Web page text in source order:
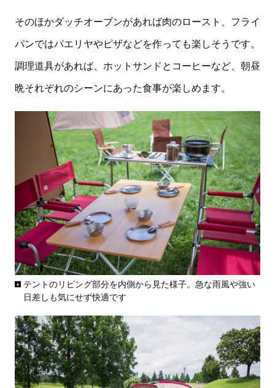
そのほかダッチオーブンがあれば肉のロースト、フライ
パンではパエリヤやピザなどを作っても楽しそうです。
調理道具があれば、ホットサンドとコーヒーなど、朝昼
晩それぞれのシーンにあった食事が楽しめます。
テントのリビング部分を内側から見た様子。急な雨風や強い
日差しも気にせず快適です